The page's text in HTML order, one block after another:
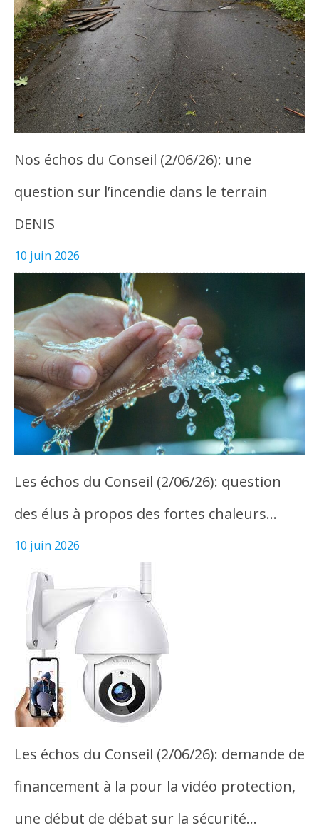
Nos échos du Conseil (2/06/26): une
question sur l’incendie dans le terrain
DENIS
10 juin 2026
Les échos du Conseil (2/06/26): question
des élus à propos des fortes chaleurs…
10 juin 2026
Les échos du Conseil (2/06/26): demande de
financement à la pour la vidéo protection,
une début de débat sur la sécurité…